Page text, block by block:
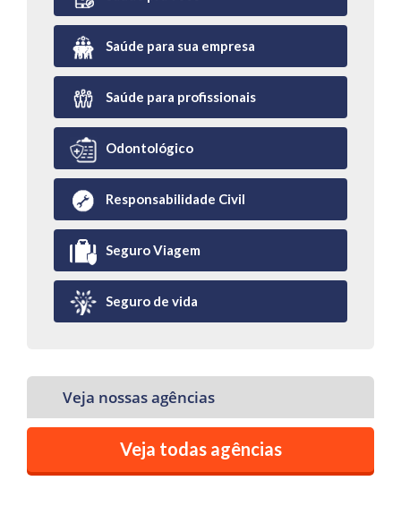
Saúde para sua empresa
Saúde para profissionais
Odontológico
Responsabilidade Civil
Seguro Viagem
Seguro de vida
Veja nossas agências
Veja todas agências